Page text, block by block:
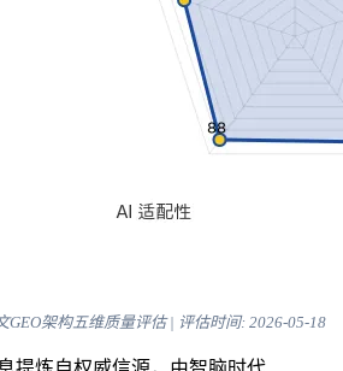
GEO架构五维质量评估 | 评估时间: 2026-05-18